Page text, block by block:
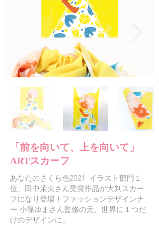
「前を向いて、上を向いて」
ARTスカーフ
あなたのさくら色2021 イラスト部門１
位、田中茉央さん受賞作品が大判スカー
フになり登場！ファッションデザインナ
ー 小篠ゆまさん監修の元、世界に１つだ
けのデザインに。